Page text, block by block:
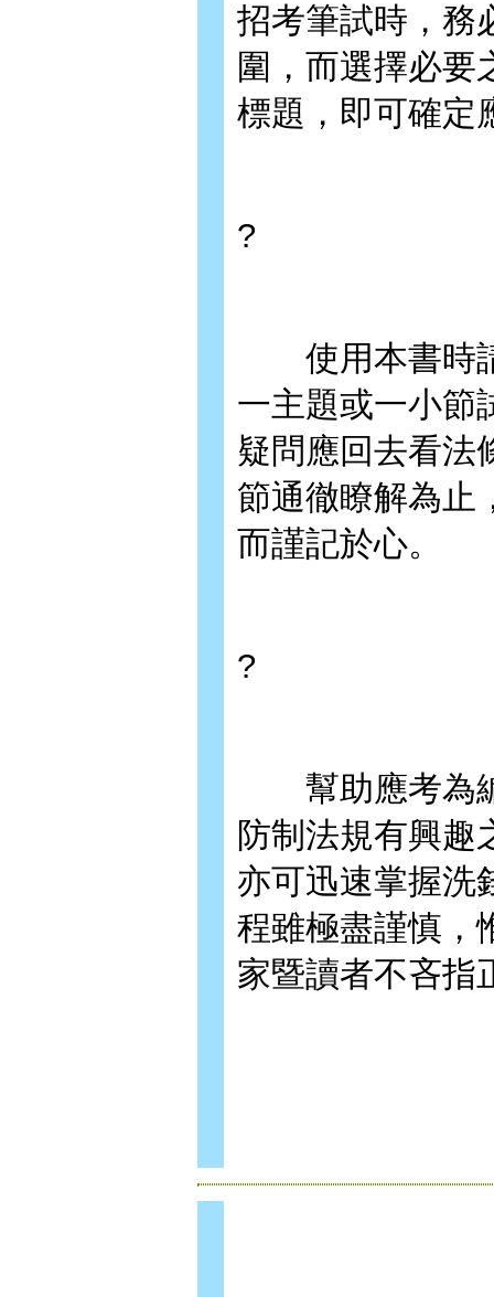
招考筆試時，務
圍，而選擇必要
標題，即可確定
?
使用本書時請
一主題或一小節
疑問應回去看法
節通徹瞭解為止
而謹記於心。
?
幫助應考為編
防制法規有興趣
亦可迅速掌握洗
程雖極盡謹慎，
家暨讀者不吝指